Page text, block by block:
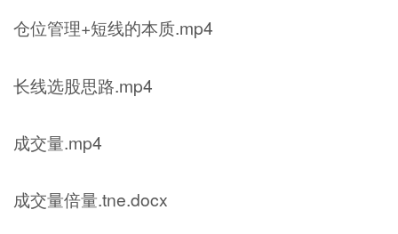
仓位管理+短线的本质.mp4
长线选股思路.mp4
成交量.mp4
成交量倍量.tne.docx